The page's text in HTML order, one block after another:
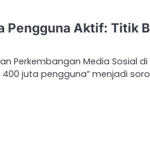
Pengguna Aktif: Titik
Perkembangan Media Sosial di
400 juta pengguna” menjadi